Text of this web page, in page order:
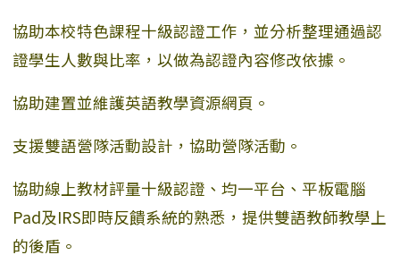
協助本校特色課程十級認證工作，並分析整理通過認
證學生人數與比率，以做為認證內容修改依據。
協助建置並維護英語教學資源網頁。
支援雙語營隊活動設計，協助營隊活動。
協助線上教材評量十級認證、均一平台、平板電腦
Pad及IRS即時反饋系統的熟悉，提供雙語教師教學上
的後盾。